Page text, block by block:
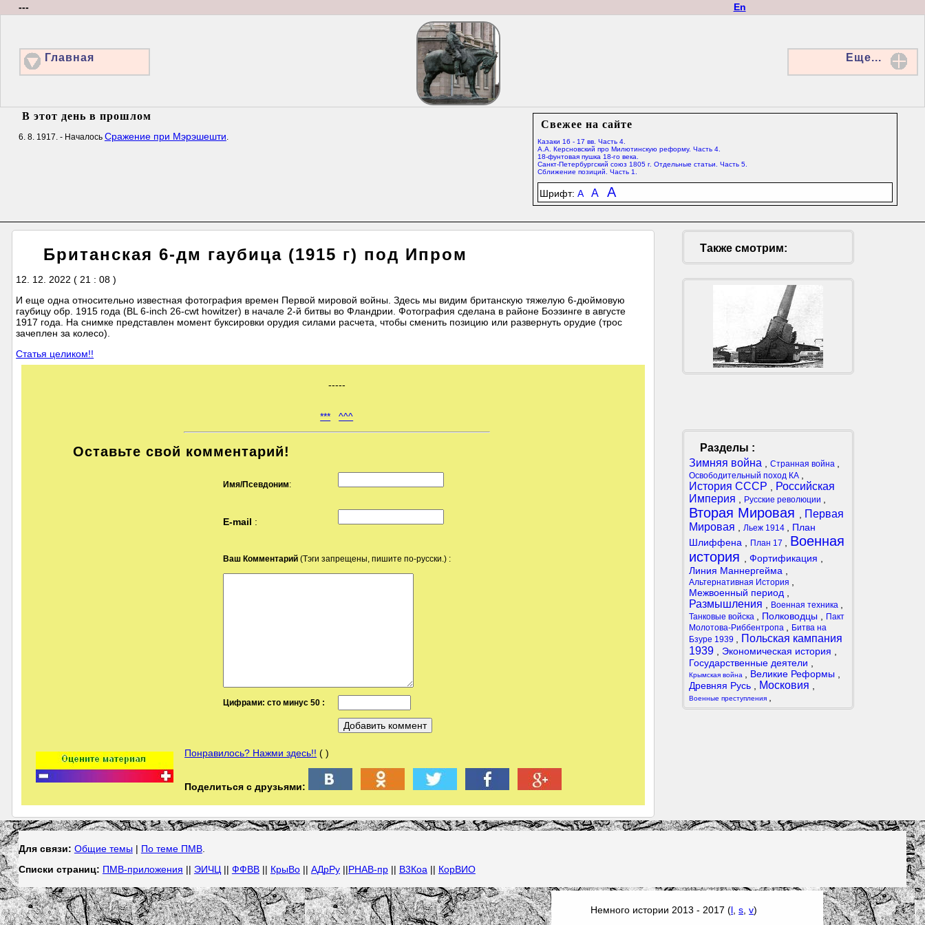
En
---
Главная Еще...
Свежее на сайте
Казаки 16 - 17 вв. Часть 4.
А.А. Керсновский про Милютинскую реформу. Часть 4.
18-фунтовая пушка 18-го века.
Санкт-Петербургский союз 1805 г. Отдельные статьи. Часть 5.
Сближение позиций. Часть 1.
Шрифт:A A A
В этот день в прошлом
6. 8. 1917. - Началось Сражение при Мэрэшешти.
Британская 6-дм гаубица (1915 г) под Ипром
12. 12. 2022 ( 21 : 08 )
И еще одна относительно известная фотография времен Первой мировой войны. Здесь мы видим британскую тяжелую 6-дюймовую
гаубицу обр. 1915 года (BL 6-inch 26-cwt howitzer) в начале 2-й битвы во Фландрии. Фотография сделана в районе Боэзинге в августе
1917 года. На снимке представлен момент буксировки орудия силами расчета, чтобы сменить позицию или развернуть орудие (трос
зачеплен за колесо).
Статья целиком!!
-----
*** ^^^
Оставьте свой комментарий!
Имя/Псевдоним:
E-mail :
Ваш Комментарий(Тэги запрещены, пишите по-русски.) :
Цифрами: сто минус 50 :
Понравилось? Нажми здесь!! ( )
Поделиться с друзьями:
Также смотрим:
Разделы :
Зимняя война
Странная война
Освободительный поход КА
История СССР
Российская
Империя
Русские революции
Вторая Мировая
Первая
Мировая
Льеж 1914
План
Шлиффена
План 17
Военная
история
Фортификация
Линия Маннергейма
Альтернативная История
Межвоенный период
Размышления Военная техника
Танковые войска Полководцы
Пакт
Молотова-Риббентропа
Битва на
Бзуре 1939
Польская кампания
1939
Экономическая история
Государственные деятели
Крымская война Великие Реформы
Древняя Русь
Московия
Военные преступления
Для связи: Общие темы | По теме ПМВ.
Списки страниц: ПМВ-приложения || ЭИЧЦ || ФФВВ|| КрыВо|| АДрРу||РНАВ-пр|| В3Коа || КорВИО
Немного истории 2013 - 2017 (l ,s ,v)